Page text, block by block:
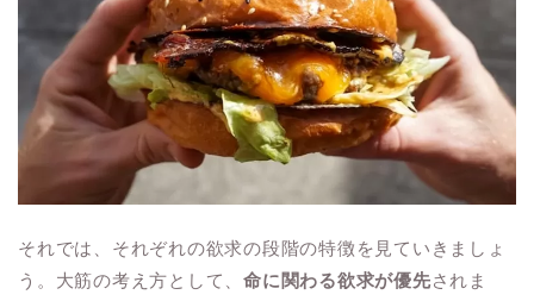
それでは、それぞれの欲求の段階の特徴を見ていきましょ
う。大筋の考え方として、命に関わる欲求が優先されま